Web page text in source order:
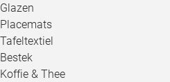
Glazen
Placemats
Tafeltextiel
Bestek
Koffie & Thee